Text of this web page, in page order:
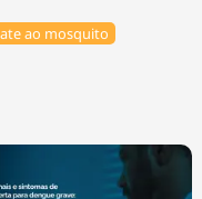
ao mosquito